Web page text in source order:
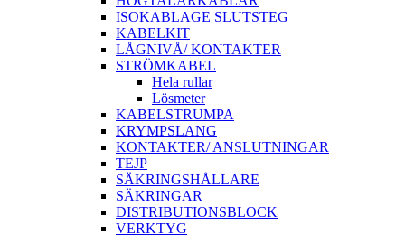
ISOKABLAGE SLUTSTEG
KABELKIT
LÅGNIVÅ/ KONTAKTER
STRÖMKABEL
Hela rullar
Lösmeter
KABELSTRUMPA
KRYMPSLANG
KONTAKTER/ ANSLUTNINGAR
TEJP
SÄKRINGSHÅLLARE
SÄKRINGAR
DISTRIBUTIONSBLOCK
VERKTYG